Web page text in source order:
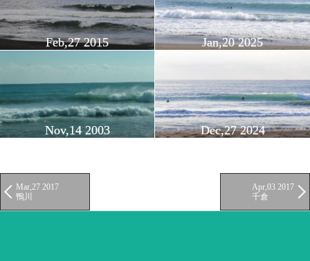
Feb,27 2015 Jan,20 2025
Nov,14 2003 Dec,27 2024
Mar,27 2017
鴨川
Apr,03 2017
千倉